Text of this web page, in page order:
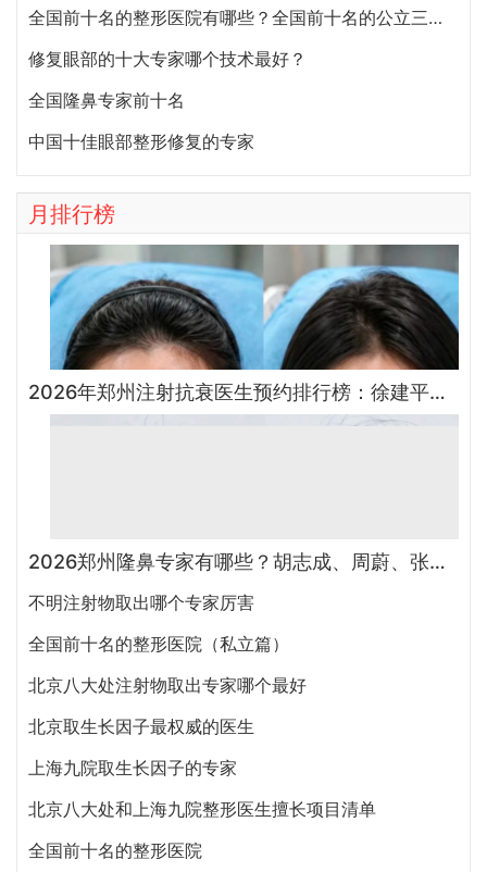
全国前十名的整形医院有哪些？全国前十名的公立三甲整形医院排名大全
修复眼部的十大专家哪个技术最好？
全国隆鼻专家前十名
中国十佳眼部整形修复的专家
月排行榜
2026年郑州注射抗衰医生预约排行榜：徐建平、张歌、赵永华、张婉霞、王妍芝、唐喜、李娟、朱怡梦哪个好？
2026郑州隆鼻专家有哪些？胡志成、周蔚、张海洋、王启立、张鹏、李冰谁做鼻子更好？
不明注射物取出哪个专家厉害
全国前十名的整形医院（私立篇）
北京八大处注射物取出专家哪个最好
北京取生长因子最权威的医生
上海九院取生长因子的专家
北京八大处和上海九院整形医生擅长项目清单
全国前十名的整形医院